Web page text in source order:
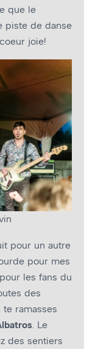
que le
piste de danse
joie!
pour un autre
pour mes
les fans du
des
ramasses
. Le
des sentiers